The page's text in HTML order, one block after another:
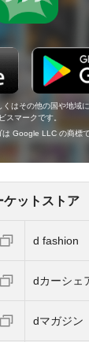
はその他の国や地域
マークです。
Google LLC の商標で
ケットストア
d fashion
dカーシェ
dマガジン